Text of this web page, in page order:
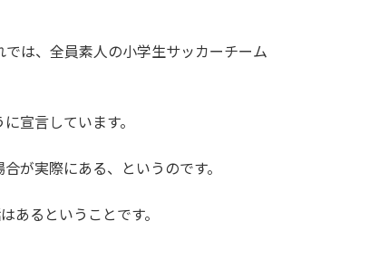
は、全員素人の小学生サッカーチーム
宣言しています。
が実際にある、というのです。
あるということです。